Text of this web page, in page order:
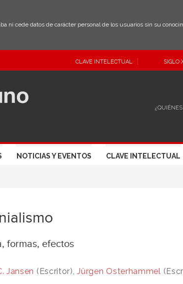
ni cede datos de carácter personal de los usuarios sin su
CLAVE INTELECTUAL SIGLO
NOTICIAS Y EVENTOS CLAVE INTELECTUAL
formas, efectos
Jansen (Escritor),Jürgen Osterhammel